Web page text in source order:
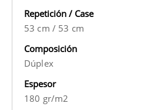
Repetición / Case
53 cm / 53 cm
Composición
Dúplex
Espesor
180 gr/m2